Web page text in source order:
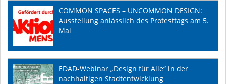
COMMON SPACES – UNCOMMON DESIGN:
Ausstellung anlässlich des Protesttags am 5.
Mai
EDAD-Webinar „Design für Alle“ in der
nachhaltigen Stadtentwicklung